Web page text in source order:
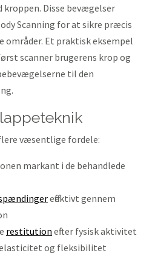
Disse bevægelser
Scanning for at sikre præcis
områder. Et praktisk eksempel
scanner brugerens krop og
til den
væsentlige fordele:
markant i de behandlede
effektivt gennem
restitution efter fysisk aktivitet
og fleksibilitet